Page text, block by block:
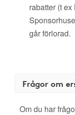
rabatter (t
går förlorad.
Frågor om
Om du har